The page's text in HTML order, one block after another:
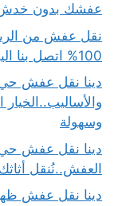
عفشك بدون خدش بـ45%خصم
100% اتصل بنا اليوم
دينا نقل عفش
وسهولة
دينا نقل عفش
العفش..نُنقل
دينا نقل عفش